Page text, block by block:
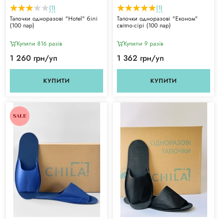
(1)
Тапочки одноразові "Hotel" білі
(100 пар)
Купили 816 разiв
1 260 грн/уп
КУПИТИ
(1)
Тапочки одноразові "Економ"
світло-сірі (100 пар)
Купили 9 разiв
1 362 грн/уп
КУПИТИ
SALE